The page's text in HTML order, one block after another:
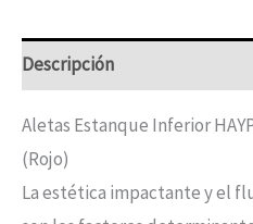
Descripción
Aletas Estanque Inferior
(Rojo)
La estética impactante y el